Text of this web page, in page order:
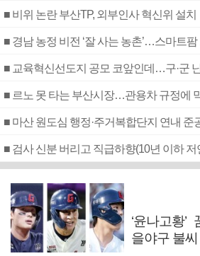
■ 비위 논란 부산TP, 외부인사 혁신위 설치
■ 경남 농정 비전 ‘잘 사는 농촌’…스마트
■ 교육혁신선도지 공모 코앞인데…구·군
■ 르노 못 타는 부산시장…관용차 규정에
■ 마산 원도심 행정·주거복합단지 연내 준
‘윤나고황
을야구 불